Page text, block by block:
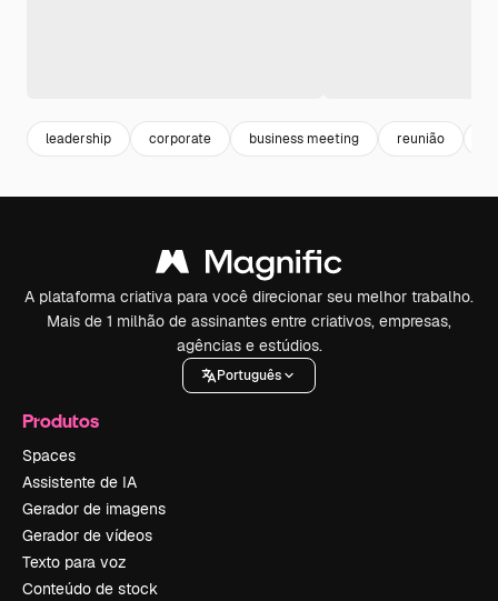
leadership corporate business meeting reunião
A plataforma criativa para você direcionar seu melhor trabalho.
Mais de 1 milhão de assinantes entre criativos, empresas,
agências e estúdios.
Português
Produtos
Spaces
Assistente de IA
Gerador de imagens
Gerador de vídeos
Texto para voz
Conteúdo de stock